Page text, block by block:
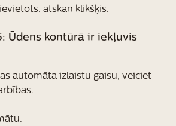
atskan klikšķis.
Ūdens kontūrā ir iekļuvis
automāta izlaistu gaisu, veiciet